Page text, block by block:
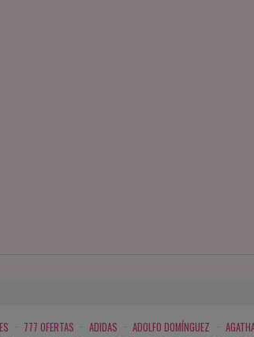
· 777 OFERTAS · ADIDAS · ADOLFO DOMÍNGUEZ ·